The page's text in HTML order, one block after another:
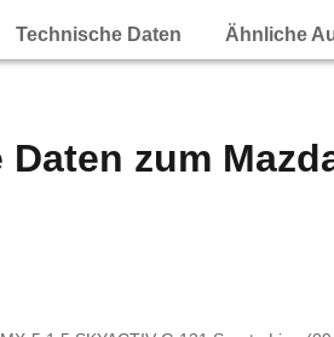
Technische Daten Ähnliche
zum